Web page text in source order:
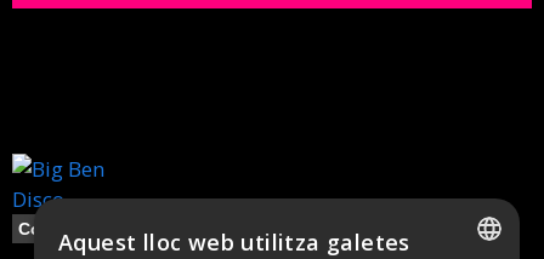
ContacteAquest lloc web utilitza galetes